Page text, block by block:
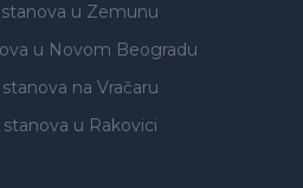
u Zemunu
u Novom Beogradu
na Vračaru
u Rakovici